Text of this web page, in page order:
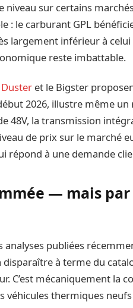
niveau sur certains
: le carburant GPL
largement inférieur à celui
reste imbattable.
Duster et le Bigster
2026, illustre même
48V, la transmission
de prix sur le marché
répond à une demande
— mais
analyses publiées
à terme du
C’est mécaniquement la
véhicules thermiques